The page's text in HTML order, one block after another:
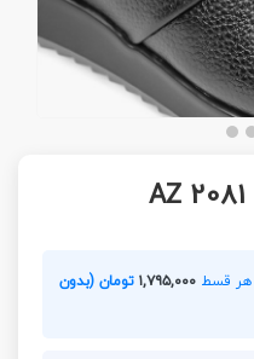
۱,۷۹۵,۰۰۰تومان (بدون